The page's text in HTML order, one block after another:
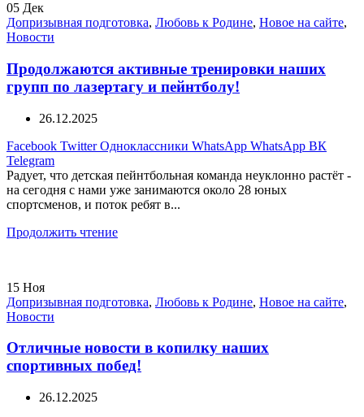
05 Дек
Допризывная подготовка, Любовь к Родине, Новое на сайте,
Новости
Продолжаются активные тренировки наших
групп по лазертагу и пейнтболу!
26.12.2025
Facebook Twitter Одноклассники WhatsApp WhatsApp ВК
Telegram
Радует, что детская пейнтбольная команда неуклонно растёт -
на сегодня с нами уже занимаются около 28 юных
спортсменов, и поток ребят в...
Продолжить чтение
15 Ноя
Допризывная подготовка, Любовь к Родине, Новое на сайте,
Новости
Отличные новости в копилку наших
спортивных побед!
26.12.2025